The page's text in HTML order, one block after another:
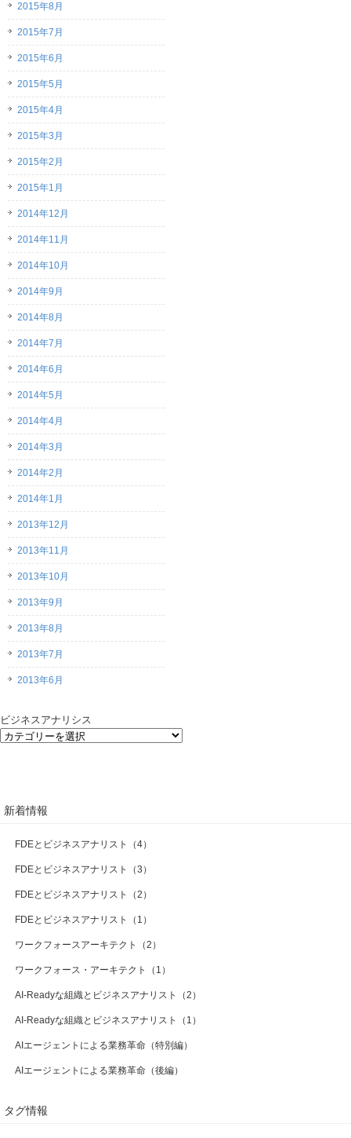
2015年8月
2015年7月
2015年6月
2015年5月
2015年4月
2015年3月
2015年2月
2015年1月
2014年12月
2014年11月
2014年10月
2014年9月
2014年8月
2014年7月
2014年6月
2014年5月
2014年4月
2014年3月
2014年2月
2014年1月
2013年12月
2013年11月
2013年10月
2013年9月
2013年8月
2013年7月
2013年6月
ビジネスアナリシス
新着情報
FDEとビジネスアナリスト（4）
FDEとビジネスアナリスト（3）
FDEとビジネスアナリスト（2）
FDEとビジネスアナリスト（1）
ワークフォースアーキテクト（2）
ワークフォース・アーキテクト（1）
AI-Readyな組織とビジネスアナリスト（2）
AI-Readyな組織とビジネスアナリスト（1）
AIエージェントによる業務革命（特別編）
AIエージェントによる業務革命（後編）
タグ情報